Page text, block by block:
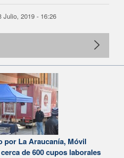
Julio, 2019 - 16:26
por La Araucanía, Móvil
de 600 cupos laborales